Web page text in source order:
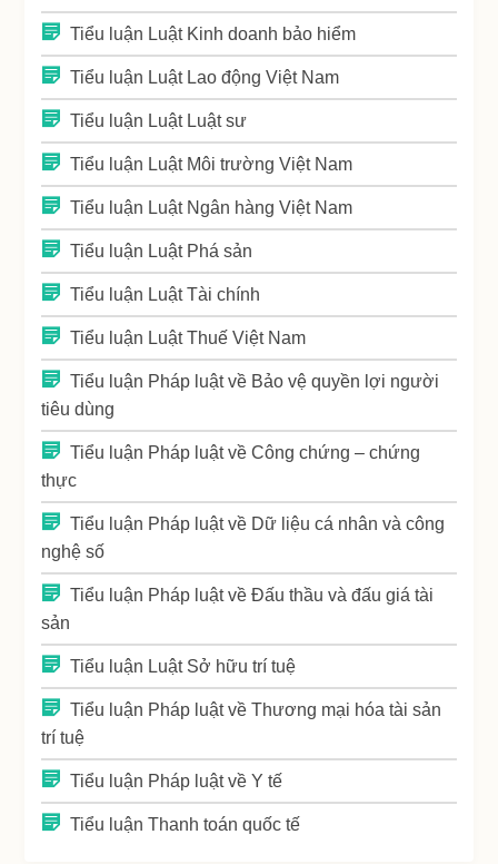
Tiểu luận Luật Kinh doanh bảo hiểm
Tiểu luận Luật Lao động Việt Nam
Tiểu luận Luật Luật sư
Tiểu luận Luật Môi trường Việt Nam
Tiểu luận Luật Ngân hàng Việt Nam
Tiểu luận Luật Phá sản
Tiểu luận Luật Tài chính
Tiểu luận Luật Thuế Việt Nam
Tiểu luận Pháp luật về Bảo vệ quyền lợi người
tiêu dùng
Tiểu luận Pháp luật về Công chứng – chứng
thực
Tiểu luận Pháp luật về Dữ liệu cá nhân và công
nghệ số
Tiểu luận Pháp luật về Đấu thầu và đấu giá tài
sản
Tiểu luận Luật Sở hữu trí tuệ
Tiểu luận Pháp luật về Thương mại hóa tài sản
trí tuệ
Tiểu luận Pháp luật về Y tế
Tiểu luận Thanh toán quốc tế